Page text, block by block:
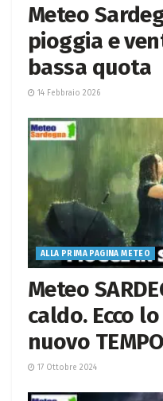
Meteo
pioggia e
bassa quota
14 Febbraio 2026
ALLA PRIMA PAGINA METEO
Meteo
caldo. Ecco
nuovo
17 Ottobre 2024